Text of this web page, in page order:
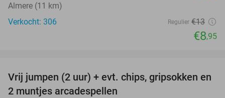
Almere (11 km)
Verkocht: 306
Regulier €13
€8,95
38%
Vrij jumpen (2 uur) + evt. chips, gripsokken en
2 muntjes arcadespellen